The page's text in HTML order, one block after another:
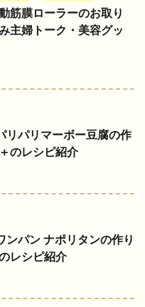
筋膜ローラーのお取り
主婦トーク・美容グッ
リパリマーボー豆腐の作
のレシピ紹介
ンパン ナポリタンの作り
レシピ紹介